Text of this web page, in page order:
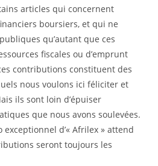
articles qui concernent
boursiers, et qui ne
qu’autant que ces
fiscales ou d’emprunt
contributions constituent des
nous voulons ici féliciter et
ils sont loin d’épuiser
que nous avons soulevées.
exceptionnel d’« Afrilex » attend
seront toujours les